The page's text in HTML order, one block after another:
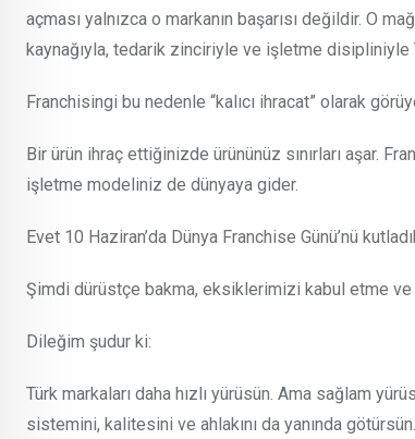
açması yalnızca o markanın başarısı değildir. O
kaynağıyla, tedarik zinciriyle ve işletme disipliniyle
Franchisingi bu nedenle “kalıcı ihracat” olarak
Bir ürün ihraç ettiğinizde ürününüz sınırları aşar.
işletme modeliniz de dünyaya gider.
Evet 10 Haziran’da Dünya Franchise Günü’nü
Şimdi dürüstçe bakma, eksiklerimizi kabul etme ve
Dileğim şudur ki:
Türk markaları daha hızlı yürüsün. Ama sağlam
sistemini, kalitesini ve ahlakını da yanında götürsün.